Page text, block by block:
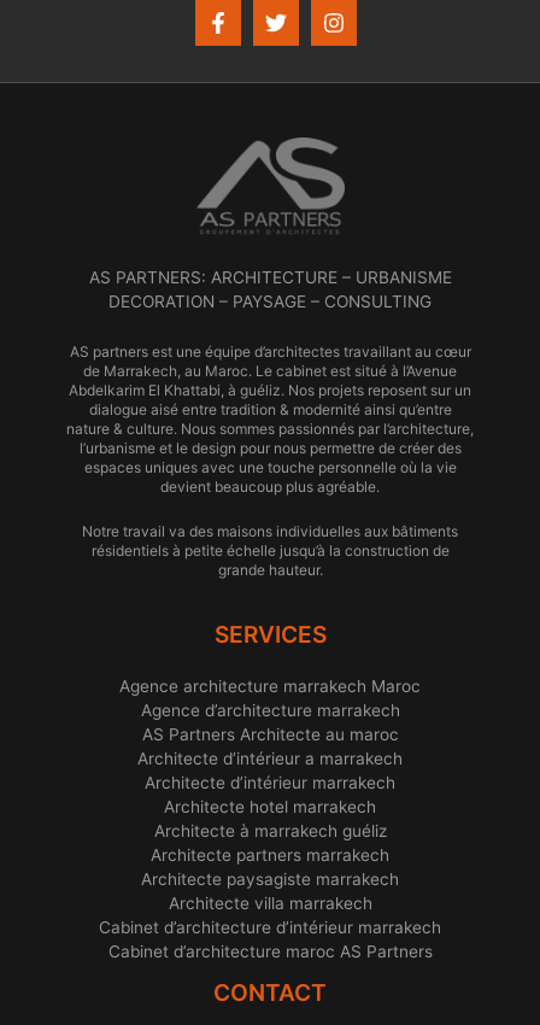
AS PARTNERS: ARCHITECTURE – URBANISME
DECORATION – PAYSAGE – CONSULTING
AS partners est une équipe d’architectes travaillant au cœur
de Marrakech, au Maroc. Le cabinet est situé à l’Avenue
Abdelkarim El Khattabi, à guéliz. Nos projets reposent sur un
dialogue aisé entre tradition & modernité ainsi qu’entre
nature & culture. Nous sommes passionnés par l’architecture,
l’urbanisme et le design pour nous permettre de créer des
espaces uniques avec une touche personnelle où la vie
devient beaucoup plus agréable.
Notre travail va des maisons individuelles aux bâtiments
résidentiels à petite échelle jusqu’à la construction de
grande hauteur.
SERVICES
Agence architecture marrakech Maroc
Agence d’architecture marrakech
AS Partners Architecte au maroc
Architecte d’intérieur a marrakech
Architecte d’intérieur marrakech
Architecte hotel marrakech
Architecte à marrakech guéliz
Architecte partners marrakech
Architecte paysagiste marrakech
Architecte villa marrakech
Cabinet d’architecture d’intérieur marrakech
Cabinet d’architecture maroc AS Partners
CONTACT